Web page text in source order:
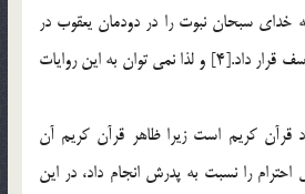
سبحان نبوت را در دودمان يعقوب در
پشت «لاوي» برادر بزرگ يوسف قرار داد.[4] و لذا نمی توان به این روایات
قرآن کریم است زیرا ظاهر قرآن کریم آن
را نسبت به پدرش انجام داد، در این